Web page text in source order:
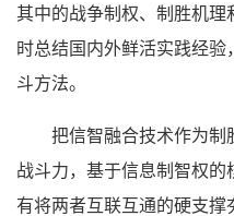
其中的战争制权、制胜机
时总结国内外鲜活实践经
斗方法。
把信智融合技术作为
战斗力，基于信息制智权
有将两者互联互通的硬支